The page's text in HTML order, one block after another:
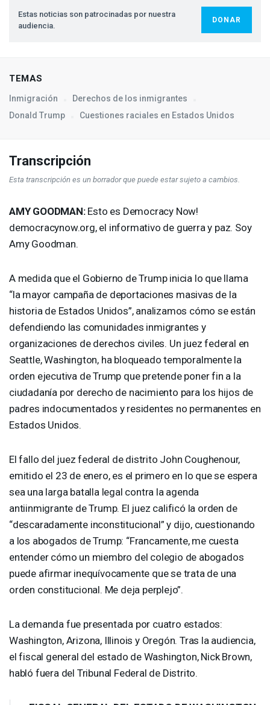
Estas noticias son patrocinadas por nuestra
audiencia.
DONAR
TEMAS
Inmigración
Derechos de los inmigrantes
Donald Trump
Cuestiones raciales en Estados Unidos
Transcripción
Esta transcripción es un borrador que puede estar sujeto a cambios.
AMY GOODMAN:Esto es Democracy Now!
democracynow.org, el informativo de guerra y paz. Soy
Amy Goodman.
A medida que el Gobierno de Trump inicia lo que llama
“la mayor campaña de deportaciones masivas de la
historia de Estados Unidos”, analizamos cómo se están
defendiendo las comunidades inmigrantes y
organizaciones de derechos civiles. Un juez federal en
Seattle, Washington, ha bloqueado temporalmente la
orden ejecutiva de Trump que pretende poner fin a la
ciudadanía por derecho de nacimiento para los hijos de
padres indocumentados y residentes no permanentes en
Estados Unidos.
El fallo del juez federal de distrito John Coughenour,
emitido el 23 de enero, es el primero en lo que se espera
sea una larga batalla legal contra la agenda
antiinmigrante de Trump. El juez calificó la orden de
“descaradamente inconstitucional” y dijo, cuestionando
a los abogados de Trump: “Francamente, me cuesta
entender cómo un miembro del colegio de abogados
puede afirmar inequívocamente que se trata de una
orden constitucional. Me deja perplejo”.
La demanda fue presentada por cuatro estados:
Washington, Arizona, Illinois y Oregón. Tras la audiencia,
el fiscal general del estado de Washington, Nick Brown,
habló fuera del Tribunal Federal de Distrito.